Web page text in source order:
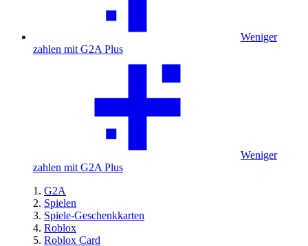
Weniger
zahlen mit G2A Plus
Weniger
zahlen mit G2A Plus
G2A
Spielen
Spiele-Geschenkkarten
Roblox
Roblox Card